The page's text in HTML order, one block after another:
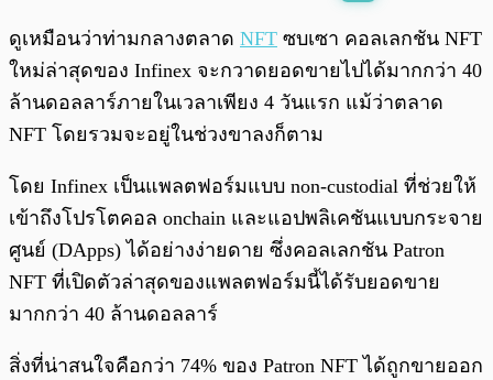
พร้อมเล่น 0:00
ดูเหมือนว่าท่ามกลางตลาด NFT ซบเซา คอลเลกชัน NFT
ใหม่ล่าสุดของ Infinex จะกวาดยอดขายไปได้มากกว่า 40
ล้านดอลลาร์ภายในเวลาเพียง 4 วันแรก แม้ว่าตลาด
NFT โดยรวมจะอยู่ในช่วงขาลงก็ตาม
โดย Infinex เป็นแพลตฟอร์มแบบ non-custodial ที่ช่วยให้
เข้าถึงโปรโตคอล onchain และแอปพลิเคชันแบบกระจาย
ศูนย์ (DApps) ได้อย่างง่ายดาย ซึ่งคอลเลกชัน Patron
NFT ที่เปิดตัวล่าสุดของแพลตฟอร์มนี้ได้รับยอดขาย
มากกว่า 40 ล้านดอลลาร์
สิ่งที่น่าสนใจคือกว่า 74% ของ Patron NFT ได้ถูกขายออก